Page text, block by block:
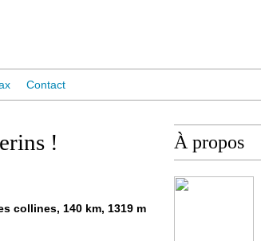
Contact
!
collines, 140 km, 1319 m
À propos